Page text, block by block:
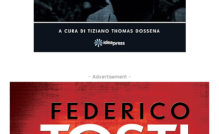
- Advertisement -